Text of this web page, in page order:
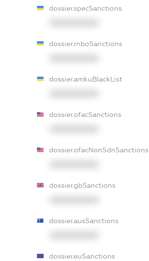
dossier.specSanctions
dossier.rnboSanctions
dossier.amkuBlackList
dossier.ofacSanctions
dossier.ofacNonSdnSanctions
dossier.gbSanctions
dossier.ausSanctions
dossier.euSanctions